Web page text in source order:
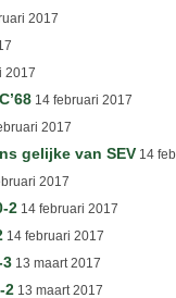
2017
2017
14 februari 2017
2017
gelijke van SEV 14
2017
2 14 februari 2017
14 februari 2017
3 13 maart 2017
2 13 maart 2017